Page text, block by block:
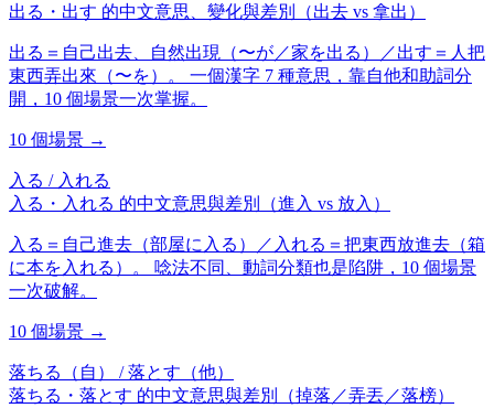
出る・出す 的中文意思、變化與差別（出去 vs 拿出）
出る＝自己出去、自然出現（〜が／家を出る）／出す＝人把
東西弄出來（〜を）。 一個漢字 7 種意思，靠自他和助詞分
開，10 個場景一次掌握。
10 個場景 →
入る / 入れる
入る・入れる 的中文意思與差別（進入 vs 放入）
入る＝自己進去（部屋に入る）／入れる＝把東西放進去（箱
に本を入れる）。 唸法不同、動詞分類也是陷阱，10 個場景
一次破解。
10 個場景 →
落ちる（自） / 落とす（他）
落ちる・落とす 的中文意思與差別（掉落／弄丟／落榜）